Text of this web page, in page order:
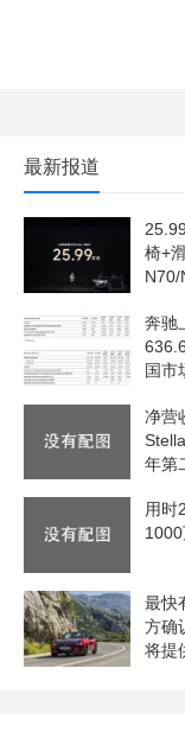
最新报道
椅+
N70/
奔驰
国市
净营
年第
用时
最快
方确
将提